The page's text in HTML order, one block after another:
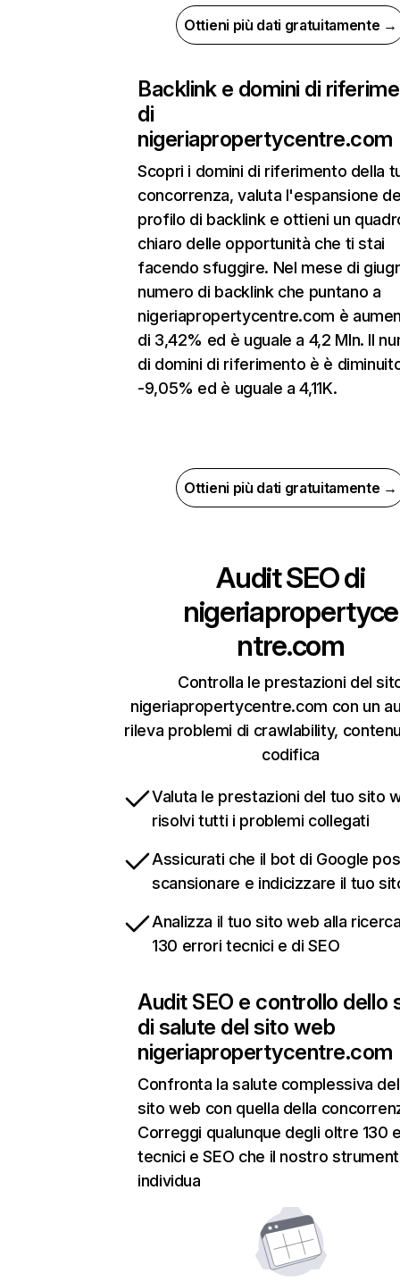
Ottieni più dati gratuitamente →
Backlink e domini di
di
nigeriapropertycentre.com
Scopri i domini di riferimento della
concorrenza, valuta l'espansione
profilo di backlink e ottieni un
chiaro delle opportunità che ti stai
facendo sfuggire. Nel mese di
numero di backlink che puntano a
nigeriapropertycentre.com è
di 3,42% ed è uguale a 4,2 Mln. Il
di domini di riferimento è è
-9,05% ed è uguale a 4,11K.
Ottieni più dati gratuitamente →
Audit SEO di
nigeriapropertyce
ntre.com
Controlla le prestazioni del
nigeriapropertycentre.com con un
rileva problemi di crawlability,
codifica
Valuta le prestazioni del tuo sito
risolvi tutti i problemi collegati
Assicurati che il bot di Google
scansionare e indicizzare il tuo
Analizza il tuo sito web alla
130 errori tecnici e di SEO
Audit SEO e controllo dello
di salute del sito web
nigeriapropertycentre.com
Confronta la salute complessiva
sito web con quella della
Correggi qualunque degli oltre 130
tecnici e SEO che il nostro
individua